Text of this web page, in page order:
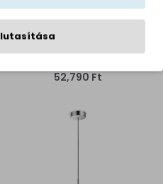
Ideal Lux Equinoxe
króm-átlátszó csillár
52,790 Ft